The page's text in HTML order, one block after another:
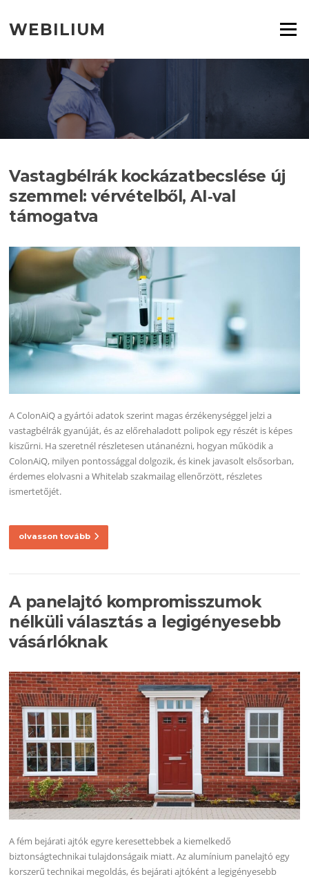
tartalomra
WEBILIUM Menü
Vastagbélrák kockázatbecslése új
szemmel: vérvételből, AI‑val
támogatva
A ColonAiQ a gyártói adatok szerint magas érzékenységgel jelzi a
vastagbélrák gyanúját, és az előrehaladott polipok egy részét is képes
kiszűrni. Ha szeretnél részletesen utánanézni, hogyan működik a
ColonAiQ, milyen pontossággal dolgozik, és kinek javasolt elsősorban,
érdemes elolvasni a Whitelab szakmailag ellenőrzött, részletes
ismertetőjét.
olvasson tovább
A panelajtó kompromisszumok
nélküli választás a legigényesebb
vásárlóknak
A fém bejárati ajtók egyre keresettebbek a kiemelkedő
biztonságtechnikai tulajdonságaik miatt. Az alumínium panelajtó egy
korszerű technikai megoldás, és bejárati ajtóként a legigényesebb